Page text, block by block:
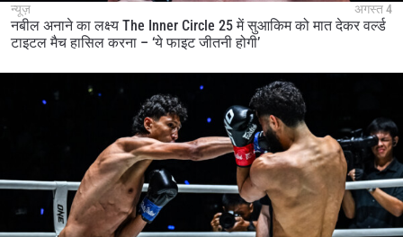
न्यूज़ अगस्त 4
नबील अनाने का लक्ष्य The Inner Circle 25 में सुआकिम को मात देकर वर्ल्ड
टाइटल मैच हासिल करना – ‘ये फाइट जीतनी होगी’